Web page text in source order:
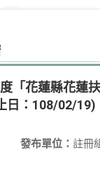
「花蓮縣花蓮
日：108/02/19)
發布單位： 註冊